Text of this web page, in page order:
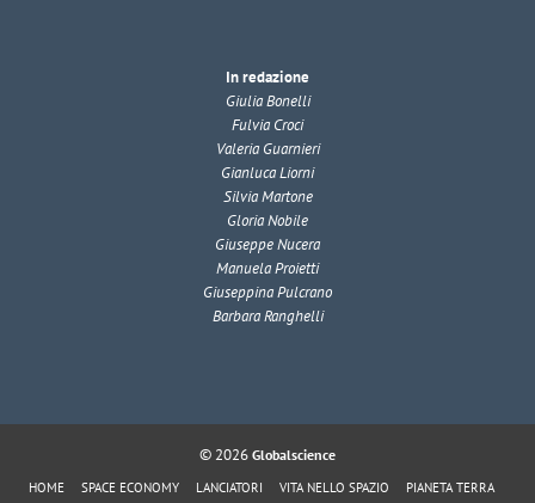
In redazione
Giulia Bonelli
Fulvia Croci
Valeria Guarnieri
Gianluca Liorni
Silvia Martone
Gloria Nobile
Giuseppe Nucera
Manuela Proietti
Giuseppina Pulcrano
Barbara Ranghelli
© 2026 Globalscience
HOME SPACE ECONOMY LANCIATORI VITA NELLO SPAZIO PIANETA TERRA